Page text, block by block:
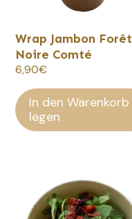
Wrap Jambon Forêt
Noire Comté
6,90€
In den Warenkorb
legen